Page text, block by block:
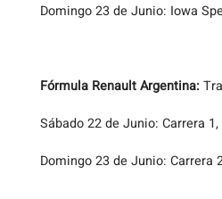
Domingo 23 de Junio: Iowa
Fórmula Renault Argentina:
Sábado 22 de Junio: Carrera
Domingo 23 de Junio: Carrera